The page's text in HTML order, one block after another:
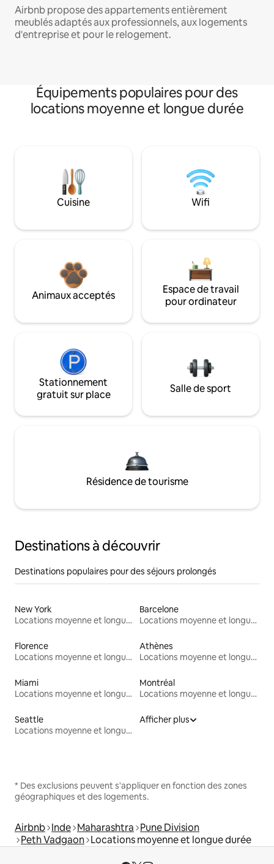
Airbnb propose des appartements entièrement
meublés adaptés aux professionnels, aux logements
d'entreprise et pour le relogement.
Équipements populaires pour des
locations moyenne et longue durée
Cuisine Wifi
Animaux acceptés
Espace de travail
pour ordinateur
Stationnement
gratuit sur place
Salle de sport
Résidence de tourisme
Destinations à découvrir
Destinations populaires pour des séjours prolongés
New York
Locations moyenne et longue durée
Barcelone
Locations moyenne et longue durée
Florence
Locations moyenne et longue durée
Athènes
Locations moyenne et longue durée
Miami
Locations moyenne et longue durée
Montréal
Locations moyenne et longue durée
Seattle
Locations moyenne et longue durée
Afficher plus
* Des exclusions peuvent s'appliquer en fonction des zones
géographiques et des logements.
Airbnb Inde Maharashtra Pune Division
Peth Vadgaon Locations moyenne et longue durée